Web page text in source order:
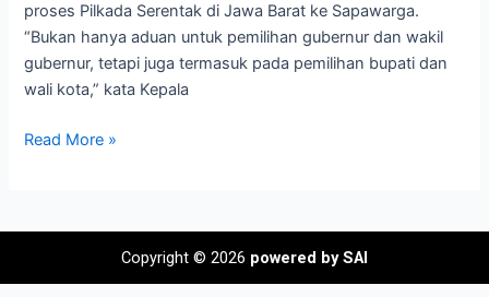
proses Pilkada Serentak di Jawa Barat ke Sapawarga.
“Bukan hanya aduan untuk pemilihan gubernur dan wakil
gubernur, tetapi juga termasuk pada pemilihan bupati dan
wali kota,” kata Kepala
Read More »
Copyright © 2026 powered by SAI